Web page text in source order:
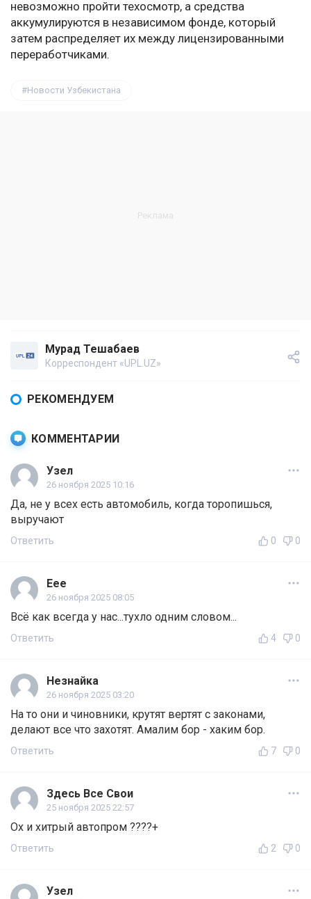
невозможно пройти техосмотр, а средства
аккумулируются в независимом фонде, который
затем распределяет их между лицензированными
переработчиками.
Новости Узбекистана
Мурад Тешабаев
Корреспондент «UPL.UZ»
РЕКОМЕНДУЕМ
КОММЕНТАРИИ
Узел
26 ноября 2025 10:16
Да, не у всех есть автомобиль, когда торопишься,
выручают
Ответить 0 0
Еее
26 ноября 2025 08:05
Всё как всегда у нас...тухло одним словом...
Ответить 4 0
Незнайка
26 ноября 2025 03:20
На то они и чиновники, крутят вертят с законами,
делают все что захотят. Амалим бор - хаким бор.
Ответить 7 0
Здесь Все Свои
25 ноября 2025 22:57
Ох и хитрый автопром ????+
Ответить 2 0
Узел